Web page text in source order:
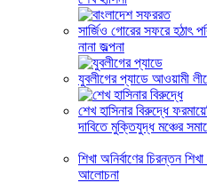
সার্জিও গোরের সফরে হঠাৎ
নানা জল্পনা
যুবলীগের প্যাডে আওয়ামী
শেখ হাসিনার বিরুদ্ধে
দাবিতে মুক্তিযুদ্ধ মঞ্চের
শিখা অনির্বাণের চিরন্তন
আলোচনা